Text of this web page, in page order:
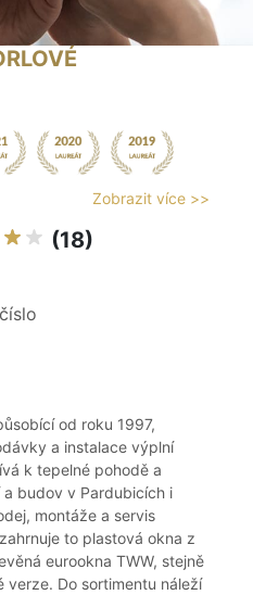
Zobrazit více >>
(18)
od roku 1997,
a instalace výplní
k tepelné pohodě a
budov v Pardubicích i
montáže a servis
to plastová okna z
eurookna TWW, stejně
verze. Do sortimentu náleží